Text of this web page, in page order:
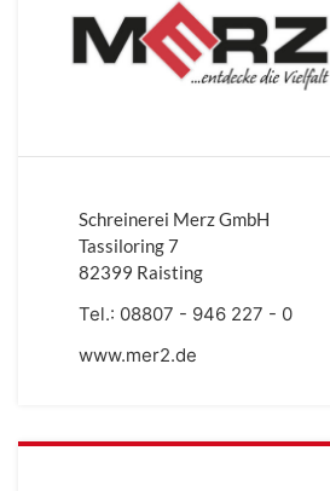
Schreinerei Merz GmbH
Tassiloring 7
82399 Raisting
Tel.: 08807 - 946 227 - 0
www.mer2.de